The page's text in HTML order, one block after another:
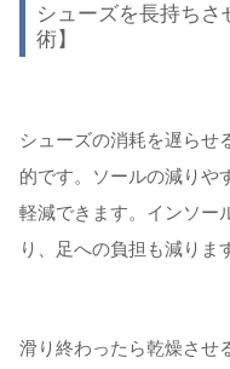
シューズを長持ちさ
術】
シューズの消耗を遅らせ
的です。ソールの減りや
軽減できます。インソー
り、足への負担も減りま
滑り終わったら乾燥させ